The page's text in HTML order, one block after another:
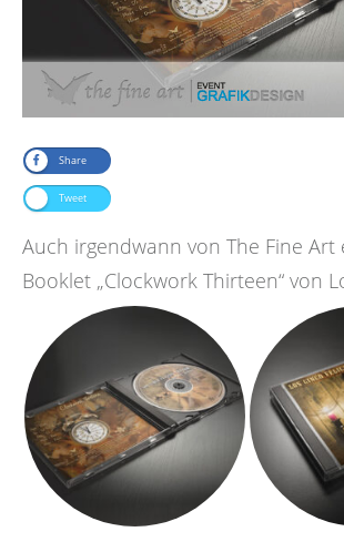
Share
Tweet
Auch irgendwann von The Fine Art
Booklet „Clockwork Thirteen“ von